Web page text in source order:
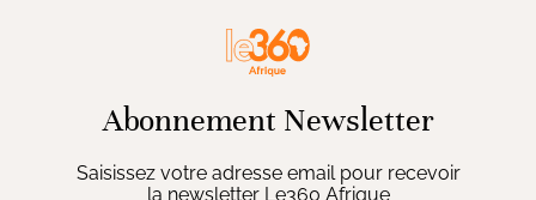
Abonnement Newsletter
Saisissez votre adresse email pour recevoir
la newsletter Le360 Afrique